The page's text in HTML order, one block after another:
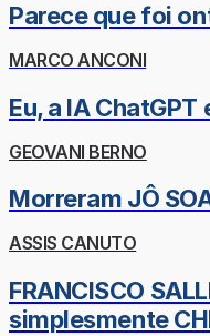
Parece que foi
MARCO ANCONI
Eu, a IA
GEOVANI BERNO
Morreram JÔ
ASSIS CANUTO
FRANCISCO
simplesmente